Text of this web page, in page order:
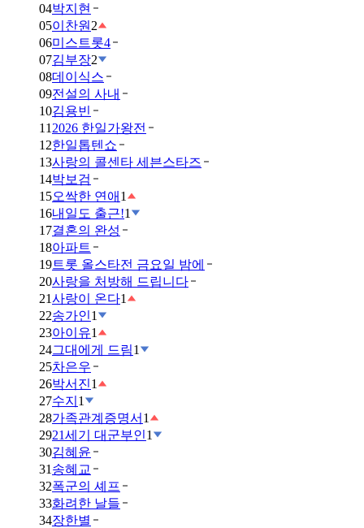
04박지현
05이찬원 2
06미스트롯4
07김부장2
08데이식스
09전설의 사내
10김용빈
11 2026 한일가왕전
12한일톱텐쇼
13사랑의 콜센타 세븐스타즈
14박보검
15오싹한 연애 1
16내일도 출근!1
17결혼의 완성
18아파트
19트롯 올스타전 금요일 밤에
20사랑을 처방해 드립니다
21사랑이 온다1
22송가인1
23아이유1
24그대에게 드림1
25차은우
26박서진1
27수지 1
28가족관계증명서 1
2921세기 대군부인1
30김혜윤
31 송혜교
32폭군의 셰프
33화려한 날들
34장한별